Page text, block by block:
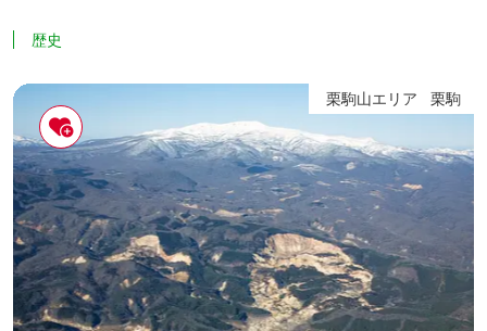
は、霊廟「三慧殿」があり、支倉常長がヨーロッパから持
ち帰ったとされるバラの絵が見られます。 庭園もこの寺の
魅力の一つ。石庭をはじめ特徴ある庭が4つあります。秋
には、鮮やかな紅葉が境内を彩り、ライトアップされた水
面に映る紅葉は、どこ...
歴史
栗駒山エリア 栗駒